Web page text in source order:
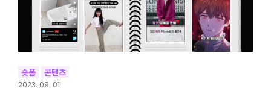
숏폼 콘텐츠
2023. 09. 01